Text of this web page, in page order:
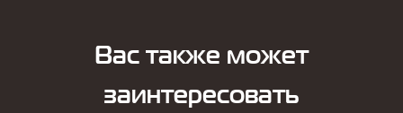
Вас также может
заинтересовать